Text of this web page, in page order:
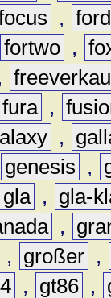
, ford
fortwo ,
fura ,
,
genesis ,
gla , gla-
,
, großer ,
, gt86 ,